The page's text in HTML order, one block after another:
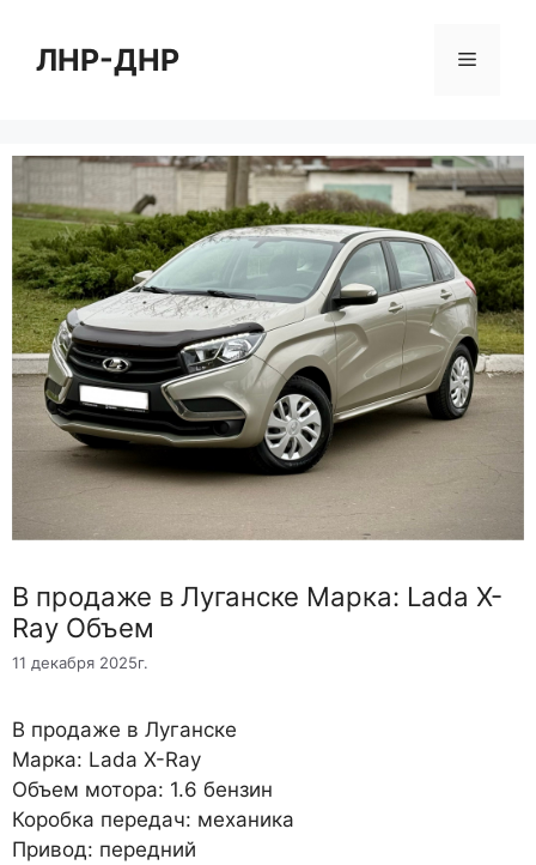
содержимому
ЛНР-ДНР Меню
B продаже в Луганске Марка: Lada X-
Ray Объем
11 декабря 2025г.
B продаже в Луганске
Марка: Lada X-Ray
Объем мотора: 1.6 бензин
Коробка передач: механика
Привод: передний